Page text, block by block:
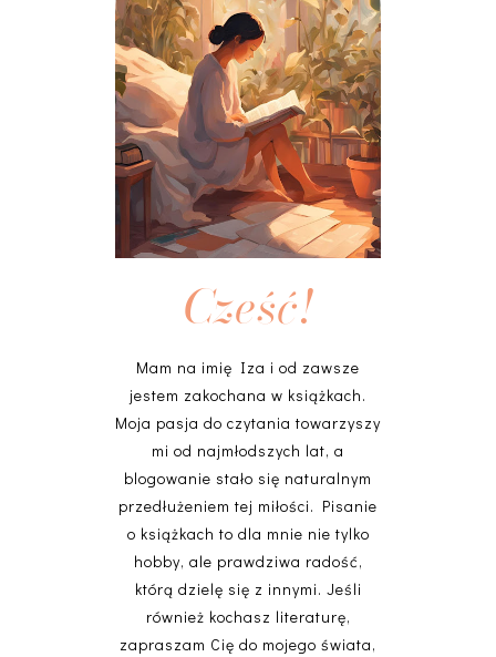
Cześć!
Mam na imię Iza i od zawsze
jestem zakochana w książkach.
Moja pasja do czytania towarzyszy
mi od najmłodszych lat, a
blogowanie stało się naturalnym
przedłużeniem tej miłości. Pisanie
o książkach to dla mnie nie tylko
hobby, ale prawdziwa radość,
którą dzielę się z innymi. Jeśli
również kochasz literaturę,
zapraszam Cię do mojego świata,